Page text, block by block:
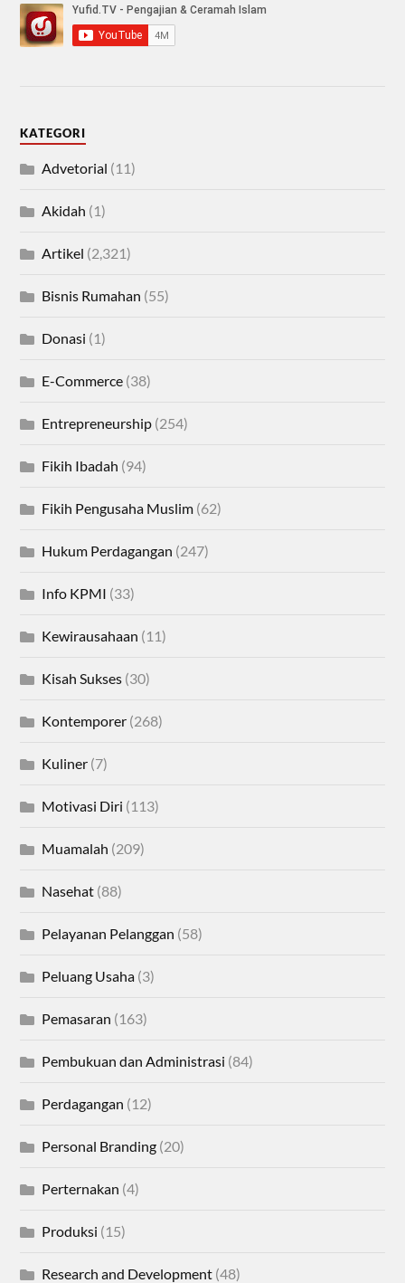
KATEGORI
Advetorial (11)
Akidah (1)
Artikel (2,321)
Bisnis Rumahan (55)
Donasi (1)
E-Commerce (38)
Entrepreneurship (254)
Fikih Ibadah (94)
Fikih Pengusaha Muslim (62)
Hukum Perdagangan (247)
Info KPMI (33)
Kewirausahaan (11)
Kisah Sukses (30)
Kontemporer (268)
Kuliner (7)
Motivasi Diri (113)
Muamalah (209)
Nasehat (88)
Pelayanan Pelanggan (58)
Peluang Usaha (3)
Pemasaran (163)
Pembukuan dan Administrasi (84)
Perdagangan (12)
Personal Branding (20)
Perternakan (4)
Produksi (15)
Research and Development (48)